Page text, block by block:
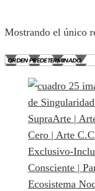
Mostrando el único